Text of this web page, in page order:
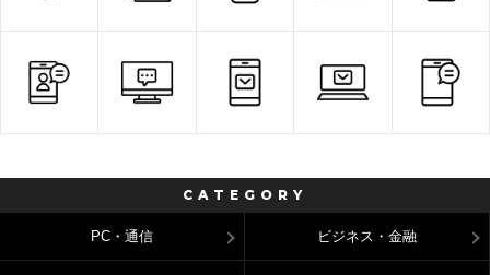
CATEGORY
PC・通信 ビジネス・金融